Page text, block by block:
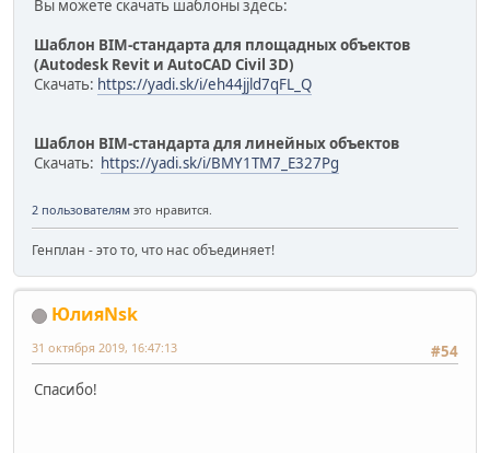
Вы можете скачать шаблоны здесь:
Шаблон BIM-стандарта для площадных объектов
(Autodesk Revit и AutoCAD Civil 3D)
Скачать: https://yadi.sk/i/eh44jjld7qFL_Q
Шаблон BIM-стандарта для линейных объектов
Скачать: https://yadi.sk/i/BMY1TM7_E327Pg
2 пользователям это нравится.
Генплан - это то, что нас объединяет!
ЮлияNsk
#54
31 октября 2019, 16:47:13
Спасибо!